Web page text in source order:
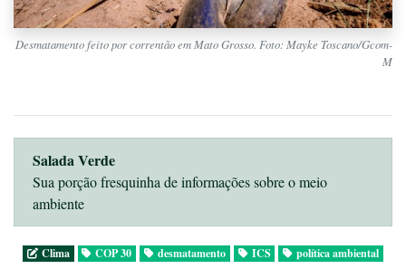
Desmatamento feito por correntão em Mato Grosso. Foto: Mayke Toscano/Gcom-
M
Salada Verde
Sua porção fresquinha de informações sobre o meio
ambiente
Clima COP 30 desmatamento ICS política ambiental